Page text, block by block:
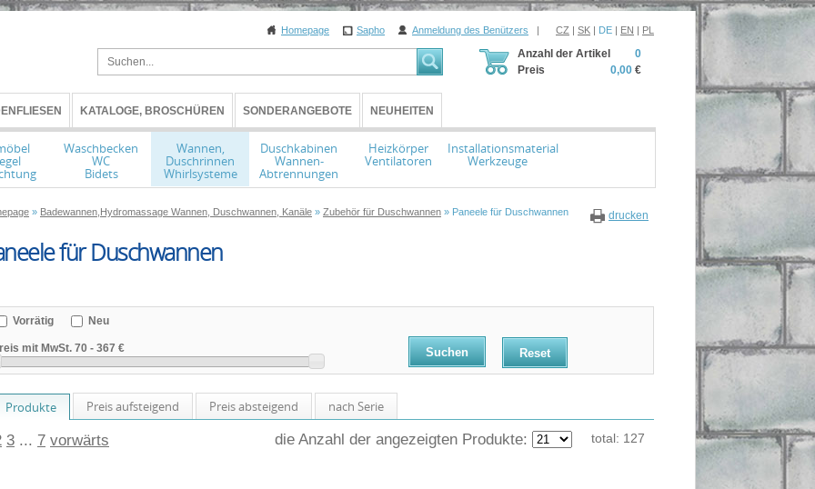
Homepage Sapho Anmeldung des Benützers | CZ | SK | DE | EN | PL
Anzahl der Artikel
Preis
0
0,00 €
KATALOGE, BROSCHÜREN SONDERANGEBOTE NEUHEITEN
Waschbecken
WC
Bidets
Wannen,
Duschrinnen
Whirlsysteme
Duschkabinen
Wannen-
Abtrennungen
Heizkörper
Ventilatoren
Installationsmaterial
Werkzeuge
drucken
» Badewannen,Hydromassage Wannen, Duschwannen, Kanäle » Zubehör für Duschwannen » Paneele für Duschwannen
für Duschwannen
Vorrätig Neu
mit MwSt. 70 - 367 € Reset
Produkte Preis aufsteigend Preis absteigend nach Serie
3 ... 7 vorwärts die Anzahl der angezeigten Produkte: total: 127